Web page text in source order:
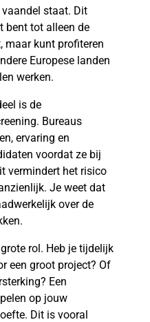
staat. Dit
bent tot alleen de
maar kunt profiteren
Europese landen
werken.
is de
Bureaus
ervaring en
voordat ze bij
vermindert het risico
Je weet dat
over de
rol. Heb je tijdelijk
een groot project? Of
Een
op jouw
Dit is vooral